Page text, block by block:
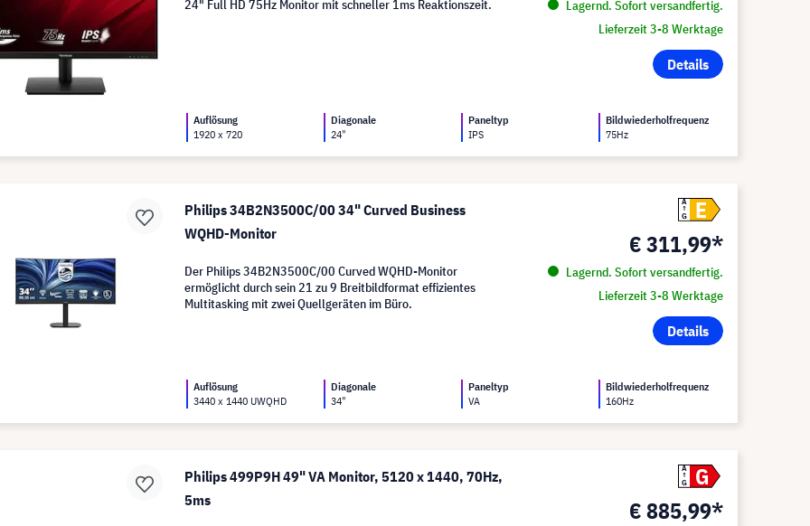
Lagernd. Sofort versandfertig.
Lieferzeit 3-8 Werktage
Details
24" Full HD 75Hz Monitor mit schneller 1ms Reaktionszeit.
Auflösung
1920 x 720
Diagonale
24"
Paneltyp
IPS
Bildwiederholfrequenz
75Hz
Philips 34B2N3500C/00 34" Curved Business
WQHD-Monitor
A
G
E
€ 311,99*
Lagernd. Sofort versandfertig.
Lieferzeit 3-8 Werktage
Details
Der Philips 34B2N3500C/00 Curved WQHD-Monitor
ermöglicht durch sein 21 zu 9 Breitbildformat effizientes
Multitasking mit zwei Quellgeräten im Büro.
Auflösung
3440 x 1440 UWQHD
Diagonale
34"
Paneltyp
VA
Bildwiederholfrequenz
160Hz
Philips 499P9H 49" VA Monitor, 5120 x 1440, 70Hz,
5ms
A
G
G
€ 885,99*